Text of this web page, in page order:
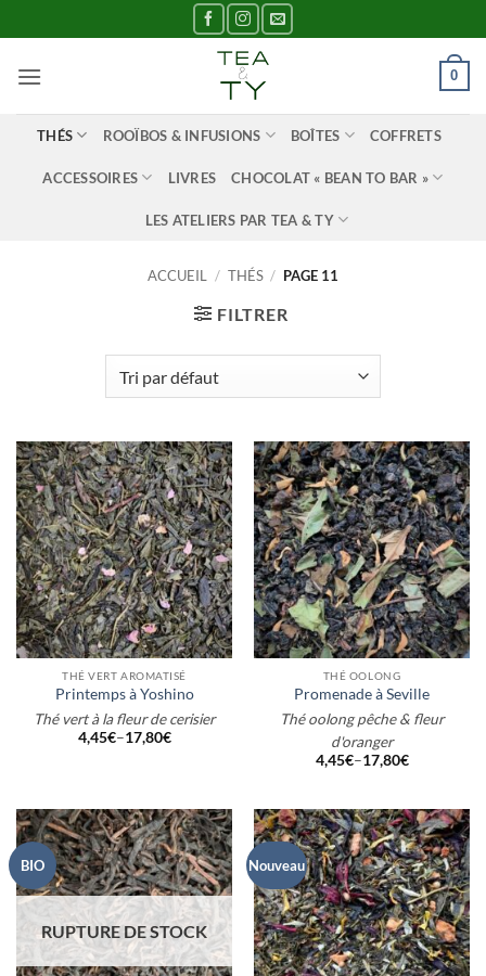
au
contenu
0
THÉS ROOÏBOS & INFUSIONS BOÎTES COFFRETS
ACCESSOIRES LIVRES CHOCOLAT « BEAN TO BAR »
LES ATELIERS PAR TEA & TY
ACCUEIL / THÉS / PAGE 11
FILTRER
THÉ VERT AROMATISÉ
Printemps à Yoshino
Thé vert à la fleur de cerisier
4,45€–17,80€
THÉ OOLONG
Promenade à Seville
Thé oolong pêche & fleur
d'oranger
4,45€–17,80€
BIO
RUPTURE DE STOCK
Nouveau